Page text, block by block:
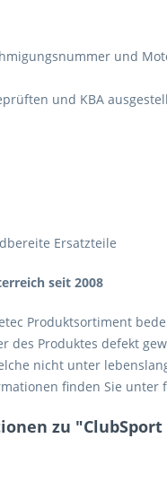
und
und KBA
Ersatzteile
seit 2008
Produktsortiment
des Produktes defekt
nicht unter
finden Sie unter
zu